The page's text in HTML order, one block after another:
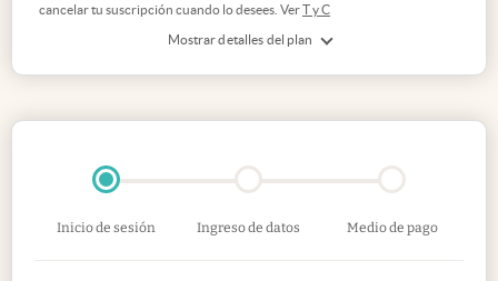
Mostrar detalles del plan
cancelar tu suscripción cuando lo desees. VerT y C
Inicio de sesión Ingreso de datos Medio de pago